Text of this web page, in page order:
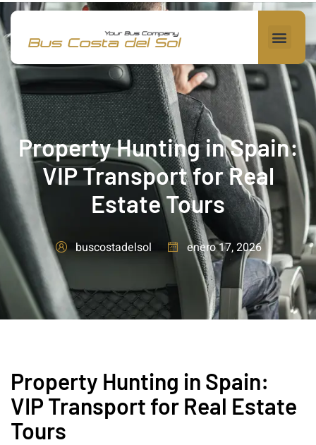
Property Hunting in Spain:
VIP Transport for Real
Estate Tours
buscostadelsol enero 17, 2026
Property Hunting in Spain:
VIP Transport for Real Estate
Tours